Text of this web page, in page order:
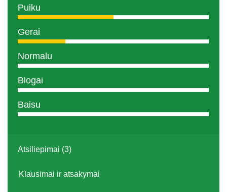
Puiku
Gerai
Normalu
Blogai
Baisu
Atsiliepimai (3)
Klausimai ir atsakymai